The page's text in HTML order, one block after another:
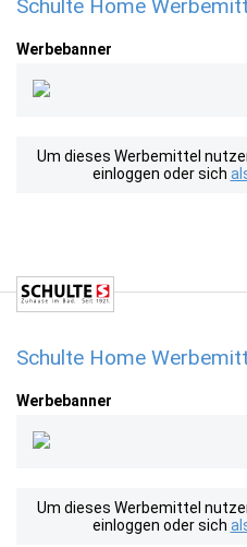
Schulte Home
Werbebanner
Um dieses Werbemittel
einloggen oder sich
Schulte Home
Werbebanner
Um dieses Werbemittel
einloggen oder sich